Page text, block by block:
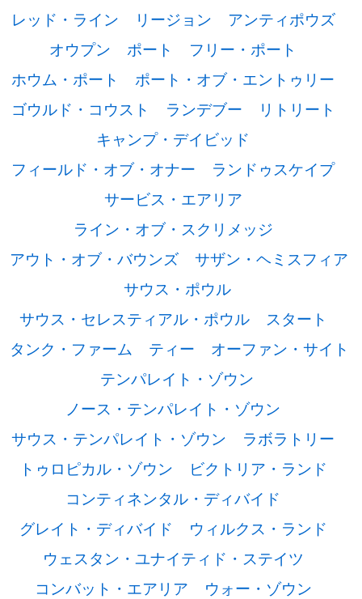
レッド・ライン
リージョン
アンティポウズ
オウプン
ポート
フリー・ポート
ホウム・ポート
ポート・オブ・エントゥリー
ゴウルド・コウスト
ランデブー
リトリート
キャンプ・デイビッド
フィールド・オブ・オナー
ランドゥスケイプ
サービス・エアリア
ライン・オブ・スクリメッジ
アウト・オブ・バウンズ
サザン・ヘミスフィア
サウス・ポウル
サウス・セレスティアル・ポウル
スタート
タンク・ファーム
ティー
オーファン・サイト
テンパレイト・ゾウン
ノース・テンパレイト・ゾウン
サウス・テンパレイト・ゾウン
ラボラトリー
トゥロピカル・ゾウン
ビクトリア・ランド
コンティネンタル・ディバイド
グレイト・ディバイド
ウィルクス・ランド
ウェスタン・ユナイティド・ステイツ
コンバット・エアリア
ウォー・ゾウン